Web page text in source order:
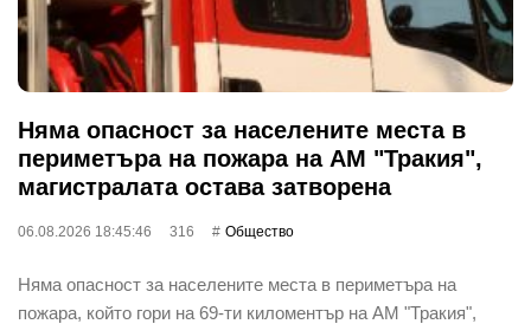
Няма опасност за населените места в
периметъра на пожара на АМ "Тракия",
магистралата остава затворена
06.08.2026 18:45:46 316 Общество
Няма опасност за населените места в периметъра на
пожара, който гори на 69-ти киломентър на АМ "Тракия",